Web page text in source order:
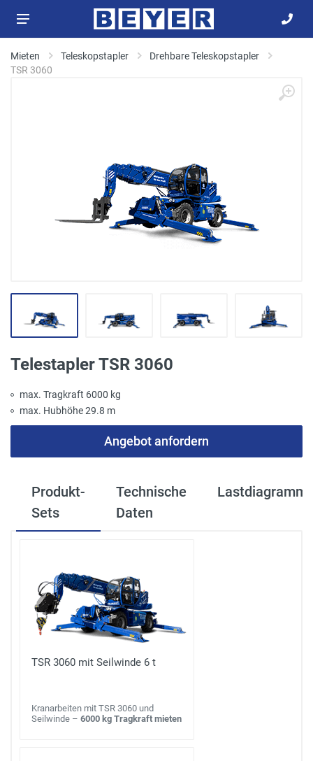
Mieten Teleskopstapler
Drehbare Teleskopstapler
TSR 3060
Telestapler TSR 3060
max. Tragkraft 6000 kg
max. Hubhöhe 29.8 m
Angebot anfordern
Produkt-
Sets
Technische
Daten
TSR 3060 mit Seilwinde 6 t
Kranarbeiten mit TSR 3060 und
Seilwinde – 6000 kg Tragkraft mieten